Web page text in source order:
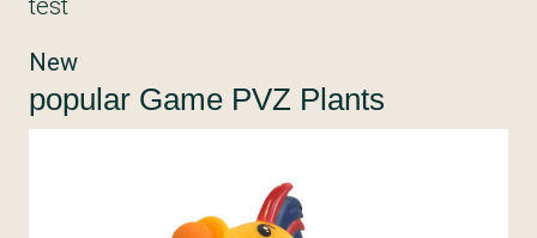
New
popular Game PVZ Plants